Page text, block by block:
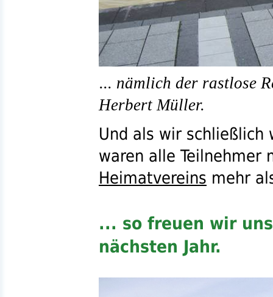
... nämlich der rastlose
Herbert Müller.
Und als wir schließlich
waren alle Teilnehmer
Heimatvereins mehr
... so freuen wir
nächsten Jahr.